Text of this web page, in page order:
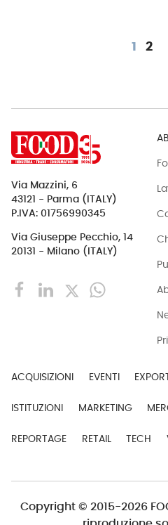
1 2
Via Mazzini, 6
43121 - Parma (ITALY)
P.IVA: 01756990345
Via Giuseppe Pecchio, 14
20131 - Milano (ITALY)
ACQUISIZIONI EVENTI
ISTITUZIONI MARKETING
REPORTAGE RETAIL TECH
Copyright © 2015-2026